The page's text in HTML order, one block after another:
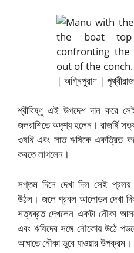
শ্রীবিষ্ণু এই উপদেশ দান করে
জলরাশিতে অদৃশ্য হলেন। রাজর্ষি
ওষধি এবং সাত ঋষিকে একত্রিত
করতে লাগলেন।
সপ্তম দিনে দেখা দিল সেই
উঠল। জলে প্রবল আলোড়ন দেখা
সত্যব্রত দেখলেন একটা নৌকা
এবং ঋষিদের সঙ্গে নৌকোয় উঠে
আঘাতে নৌকা ডুবে যাওয়ার উপক্রম।